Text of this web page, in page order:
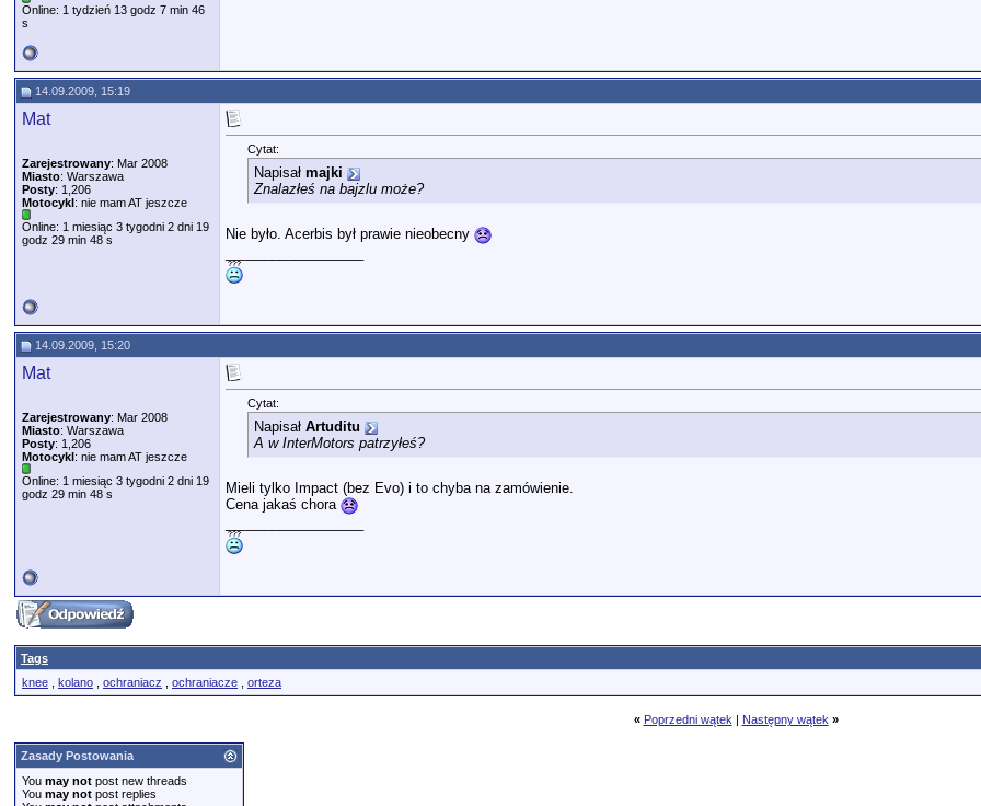
Online: 1 tydzień 13 godz 7 min 46
s
14.09.2009, 15:19
Mat
Zarejestrowany: Mar 2008
Miasto: Warszawa
Posty: 1,206
Motocykl: nie mam AT jeszcze
Online: 1 miesiąc 3 tygodni 2 dni 19
godz 29 min 48 s
Cytat:
Napisał majki
Znalazłeś na bajzlu może?
Nie było. Acerbis był prawie nieobecny
14.09.2009, 15:20
Mat
Zarejestrowany: Mar 2008
Miasto: Warszawa
Posty: 1,206
Motocykl: nie mam AT jeszcze
Online: 1 miesiąc 3 tygodni 2 dni 19
godz 29 min 48 s
Cytat:
Napisał Artuditu
A w InterMotors patrzyłeś?
Mieli tylko Impact (bez Evo) i to chyba na zamówienie.
Cena jakaś chora
Tags
knee
kolano ochraniacz ochraniacze orteza
« Poprzedni wątek | Następny wątek »
Zasady Postowania
You may not post new threads
You may not post replies